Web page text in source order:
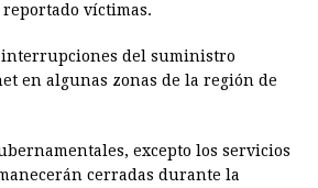
víctimas.
interrupciones del suministro
en algunas zonas de la región de
excepto los servicios
cerradas durante la